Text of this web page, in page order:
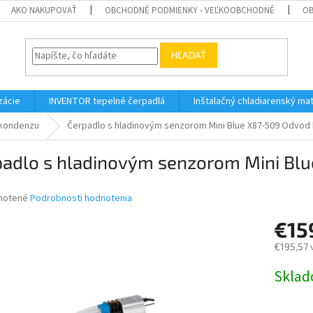
AKO NAKUPOVAŤ OBCHODNÉ PODMIENKY - VEĽKOOBCHODNÉ
HĽADAŤ
INVENTOR tepelné čerpadlá Inštalačný chladiarenský
Čerpadlo s hladinovým senzorom Mini Blue X87-509 Odvod
s hladinovým senzorom Mini
Podrobnosti hodnotenia
€195,57
cena: